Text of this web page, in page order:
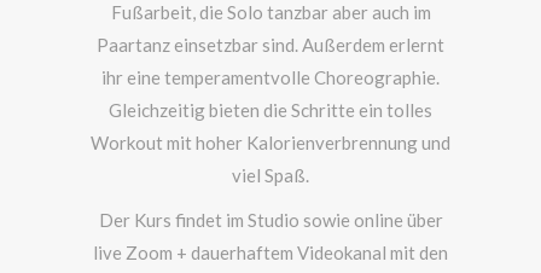
Fußarbeit, die Solo tanzbar aber auch im
Paartanz einsetzbar sind. Außerdem erlernt
ihr eine temperamentvolle Choreographie.
Gleichzeitig bieten die Schritte ein tolles
Workout mit hoher Kalorienverbrennung und
viel Spaß.
Der Kurs findet im Studio sowie online über
live Zoom + dauerhaftem Videokanal mit den